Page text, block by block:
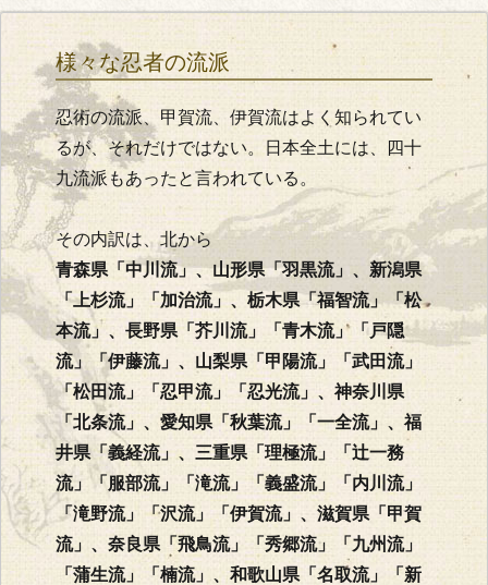
様々な忍者の流派
忍術の流派、甲賀流、伊賀流はよく知られてい
るが、それだけではない。日本全土には、四十
九流派もあったと言われている。
その内訳は、北から
青森県「中川流」、山形県「羽黒流」、新潟県
「上杉流」「加治流」、栃木県「福智流」「松
本流」、長野県「芥川流」「青木流」「戸隠
流」「伊藤流」、山梨県「甲陽流」「武田流」
「松田流」「忍甲流」「忍光流」、神奈川県
「北条流」、愛知県「秋葉流」「一全流」、福
井県「義経流」、三重県「理極流」「辻一務
流」「服部流」「滝流」「義盛流」「内川流」
「滝野流」「沢流」「伊賀流」、滋賀県「甲賀
流」、奈良県「飛鳥流」「秀郷流」「九州流」
「蒲生流」「楠流」、和歌山県「名取流」「新